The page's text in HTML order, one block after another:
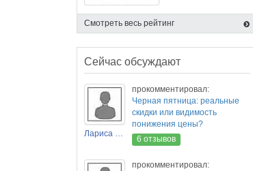
Смотреть весь рейтинг
Сейчас обсуждают
Лариса Новикова
прокомментировал:
Черная пятница: реальные
скидки или видимость
понижения цены?
6 отзывов
прокомментировал: